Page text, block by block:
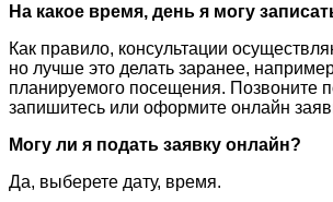
На какое время, день я могу
Как правило, консультации
но лучше это делать заранее,
планируемого посещения. Позвоните
запишитесь или оформите онлайн
Могу ли я подать заявку онлайн?
Да, выберете дату, время.